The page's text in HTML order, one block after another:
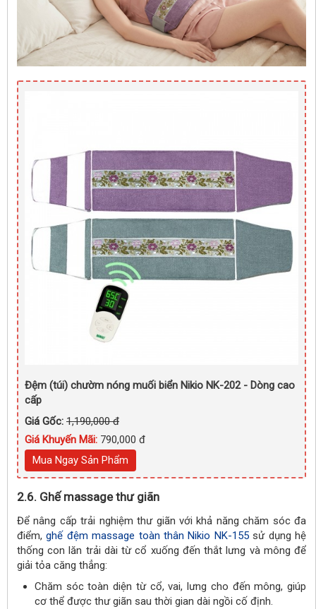
Đệm (túi) chườm nóng muối biển Nikio NK-202 - Dòng cao
cấp
Giá Gốc: 1,190,000 đ
Giá Khuyến Mãi: 790,000 đ
Mua Ngay Sản Phẩm
2.6. Ghế massage thư giãn
Để nâng cấp trải nghiệm thư giãn với khả năng chăm sóc đa
điểm,ghế đệm massage toàn thân Nikio NK-155sử dụng hệ
thống con lăn trải dài từ cổ xuống đến thắt lưng và mông để
giải tỏa căng thẳng:
Chăm sóc toàn diện từ cổ, vai, lưng cho đến mông, giúp
cơ thể được thư giãn sau thời gian dài ngồi cố định.